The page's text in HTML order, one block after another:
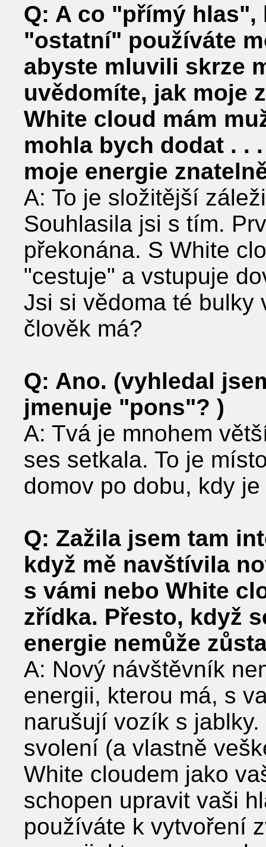
Q: A co "přímý hlas",
"ostatní" používáte
abyste mluvili skrze
uvědomíte, jak moje
White cloud mám
mohla bych dodat . .
moje energie
A: To je složitější
Souhlasila jsi s tím.
překonána. S White
"cestuje" a vstupuje
Jsi si vědoma té bulky
člověk má?
Q: Ano. (vyhledal
jmenuje "pons"? )
A: Tvá je mnohem
ses setkala. To je
domov po dobu, kdy
Q: Zažila jsem tam
když mě navštívila
s vámi nebo White
zřídka. Přesto, když
energie nemůže
A: Nový návštěvník
energii, kterou má, s
narušují vozík s
svolení (a vlastně
White cloudem jako
schopen upravit vaši
používáte k vytvoření